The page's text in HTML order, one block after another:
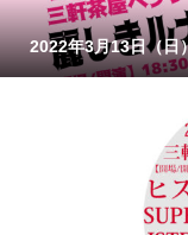
2022年3月13日（日